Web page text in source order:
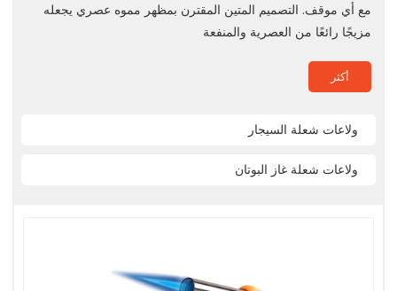
مع أي موقف. التصميم المتين المقترن بمظهر مموه عصري يجعله
مزيجًا رائعًا من العصرية والمنفعة
أكثر
ولاعات شعلة السيجار
ولاعات شعلة غاز البوتان